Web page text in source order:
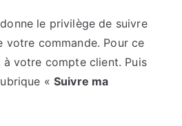
le privilège de suivre
votre commande. Pour ce
votre compte client. Puis
« Suivre ma